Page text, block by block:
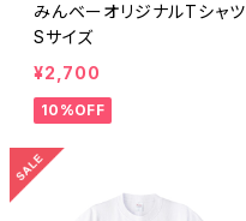
みんベーオリジナルTシャツ
Sサイズ
¥2,700
10%OFF